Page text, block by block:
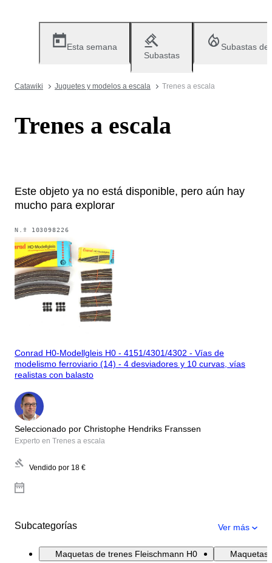
Esta semana
Subastas
Subastas
Catawiki Juguetes y modelos a escala Trenes a escala
Trenes a escala
Este objeto ya no está disponible, pero aún hay
mucho para explorar
N.º 103098226
Conrad H0-Modellgleis H0 - 4151/4301/4302 - Vías de
modelismo ferroviario (14) - 4 desviadores y 10 curvas, vías
realistas con balasto
Seleccionado por Christophe Hendriks Franssen
Experto en Trenes a escala
Vendido por 18 €
Subcategorías Ver más
Maquetas de trenes Fleischmann H0 Maquetas